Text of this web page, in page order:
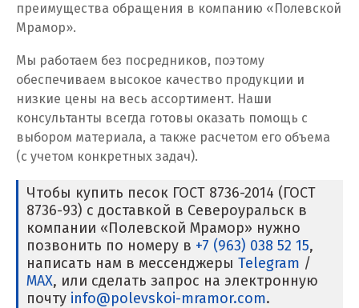
Кушва
Лангепас
Липецк
Лобня
Лыткарино
Люберцы
М
Магнитогорск
преимущества обращения в компанию «Полевской
Мрамор».
Мы работаем без посредников, поэтому
обеспечиваем высокое качество продукции и
низкие цены на весь ассортимент. Наши
консультанты всегда готовы оказать помощь с
выбором материала, а также расчетом его объема
(с учетом конкретных задач).
Чтобы купить песок ГОСТ 8736-2014 (ГОСТ
8736-93) с доставкой в Североуральск в
компании «Полевской Мрамор» нужно
позвонить по номеру в +7 (963) 038 52 15,
написать нам в мессенджеры Telegram /
MAX, или сделать запрос на электронную
почту info@polevskoi-mramor.com.